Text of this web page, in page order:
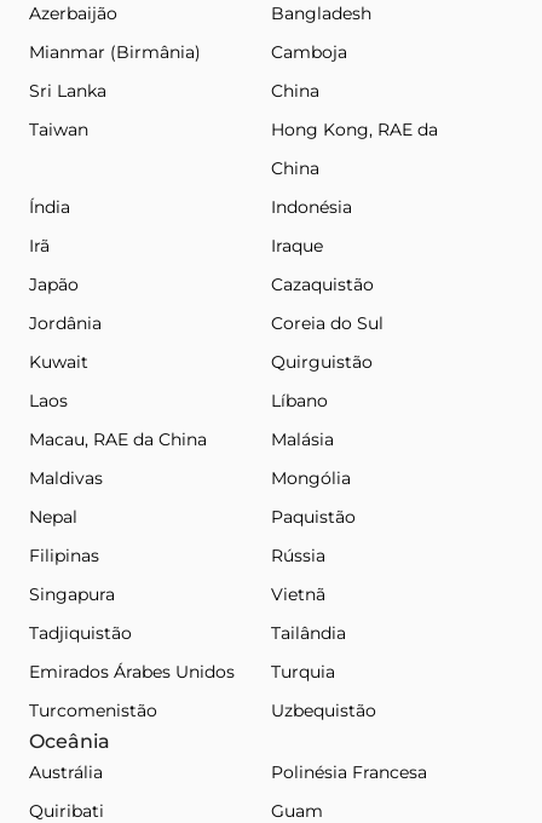
Azerbaijão
Bangladesh
Mianmar (Birmânia)
Camboja
Sri Lanka
China
Taiwan
Hong Kong, RAE da
China
Índia
Indonésia
Irã
Iraque
Japão
Cazaquistão
Jordânia
Coreia do Sul
Kuwait
Quirguistão
Laos
Líbano
Macau, RAE da China
Malásia
Maldivas
Mongólia
Nepal
Paquistão
Filipinas
Rússia
Singapura
Vietnã
Tadjiquistão
Tailândia
Emirados Árabes Unidos
Turquia
Turcomenistão
Uzbequistão
Oceânia
Austrália
Polinésia Francesa
Quiribati
Guam